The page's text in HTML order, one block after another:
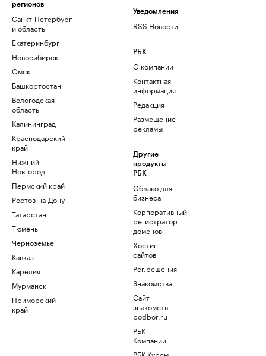
регионов
Санкт-Петербург
и область
Екатеринбург
Новосибирск
Омск
Башкортостан
Вологодская
область
Калининград
Краснодарский
край
Нижний
Новгород
Пермский край
Ростов-на-Дону
Татарстан
Тюмень
Черноземье
Кавказ
Карелия
Мурманск
Приморский
край
Уведомления
RSS Новости
РБК
О компании
Контактная
информация
Редакция
Размещение
рекламы
Другие
продукты
РБК
Облако для
бизнеса
Корпоративный
регистратор
доменов
Хостинг
сайтов
Рег.решения
Знакомства
Сайт
знакомств
podbor.ru
РБК
Компании